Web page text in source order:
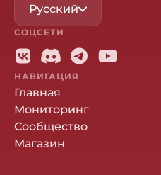
Русский
СОЦСЕТИ
НАВИГАЦИЯ
Главная
Мониторинг
Сообщество
Магазин